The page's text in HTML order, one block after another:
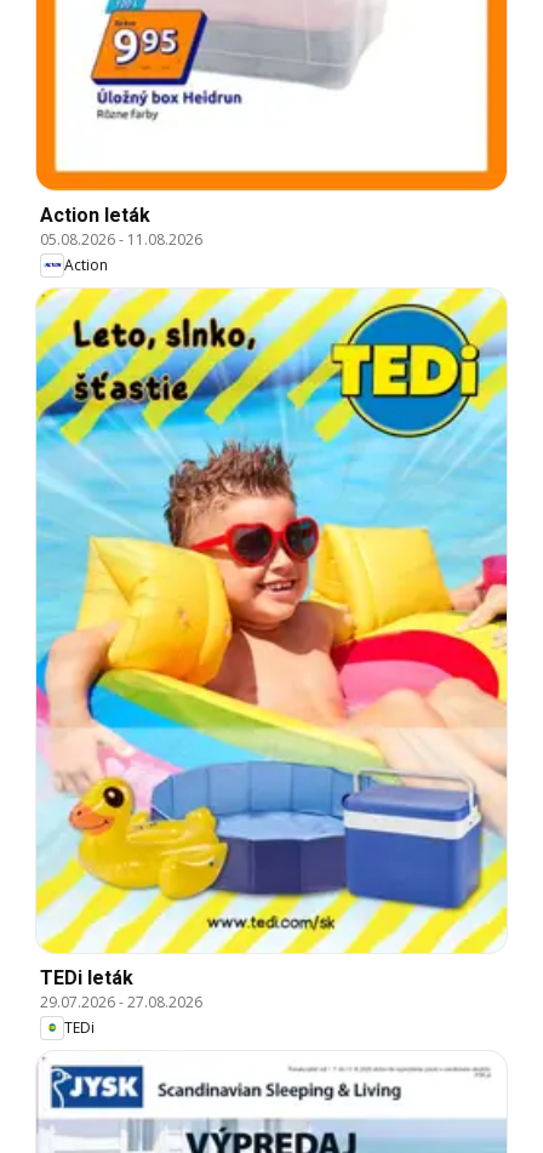
Action leták
05.08.2026- 11.08.2026
Action
TEDi leták
29.07.2026-27.08.2026
TEDi